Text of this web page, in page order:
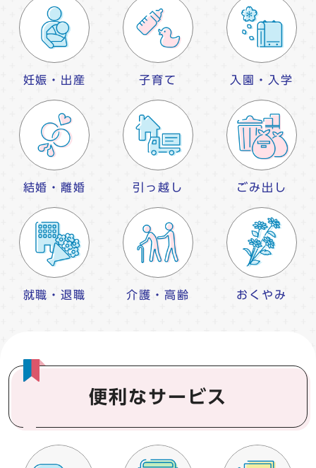
妊娠・出産 子育て 入園・入学
結婚・離婚 引っ越し ごみ出し
就職・退職 介護・高齢 おくやみ
便利なサービス